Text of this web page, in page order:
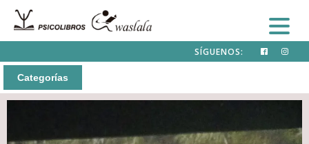
SÍGUENOS:
Categorías